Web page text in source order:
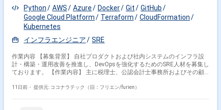
ネジメントまでを完遂できる即戦力のシニア層を募集します。
Python
AWS Azure Docker Git
GitHub
Google Cloud Platform
Terraform
CloudFormation
Kubernetes
インフラエンジニア
SRE
作業内容 【募集背景】 自社プロダクトおよび社内システムのインフラ設
計・構築・運用改善を推進し、DevOpsを強化するためのSRE人材を募集し
ております。 【作業内容】 主に税理士、公認会計士事務所およびその顧
企業において、自社プロダクトおよび社内システムのインフラ設計、構
11日前・ 提供元: ココナラテック（旧：フリエン/furien）